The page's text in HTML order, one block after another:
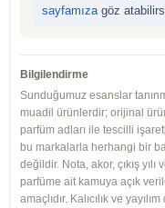
sayfamıza göz
Bilgilendirme
Sunduğumuz esanslar
muadil ürünlerdir; orijinal
parfüm adları ile tescilli
bu markalarla herhangi bir
değildir. Nota, akor, çıkış
parfüme ait kamuya açık
amaçlıdır. Kalıcılık ve